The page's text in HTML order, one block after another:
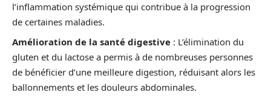
l’inflammation systémique qui contribue à la progression
de certaines maladies.
Amélioration de la santé digestive : L’élimination du
gluten et du lactose a permis à de nombreuses personnes
de bénéficier d’une meilleure digestion, réduisant alors les
ballonnements et les douleurs abdominales.